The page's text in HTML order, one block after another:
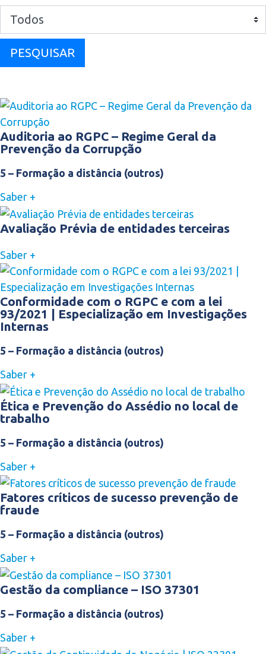
PESQUISAR
Auditoria ao RGPC – Regime Geral da
Prevenção da Corrupção
5 – Formação a distância (outros)
Saber +
Avaliação Prévia de entidades terceiras
Saber +
Conformidade com o RGPC e com a lei
93/2021 | Especialização em Investigações
Internas
5 – Formação a distância (outros)
Saber +
Ética e Prevenção do Assédio no local de
trabalho
5 – Formação a distância (outros)
Saber +
Fatores críticos de sucesso prevenção de
fraude
5 – Formação a distância (outros)
Saber +
Gestão da compliance – ISO 37301
5 – Formação a distância (outros)
Saber +